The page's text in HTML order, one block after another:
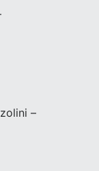
–